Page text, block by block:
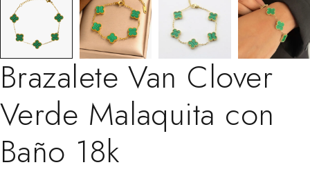
Brazalete Van Clover
Verde Malaquita con
Baño 18k